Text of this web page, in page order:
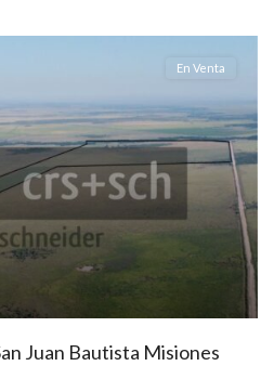
En Venta
Juan Bautista Misiones